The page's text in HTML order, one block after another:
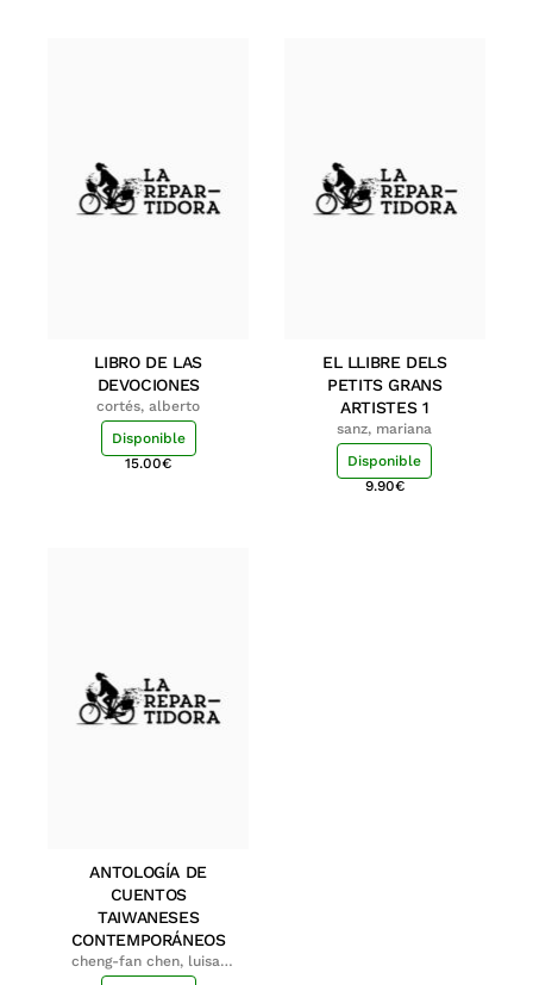
LIBRO DE LAS
DEVOCIONES
cortés, alberto
Disponible
15.00€
EL LLIBRE DELS
PETITS GRANS
ARTISTES 1
sanz, mariana
Disponible
9.90€
ANTOLOGÍA DE
CUENTOS
TAIWANESES
CONTEMPORÁNEOS
cheng-fan chen, luisa;
shu-ying chang, luisa